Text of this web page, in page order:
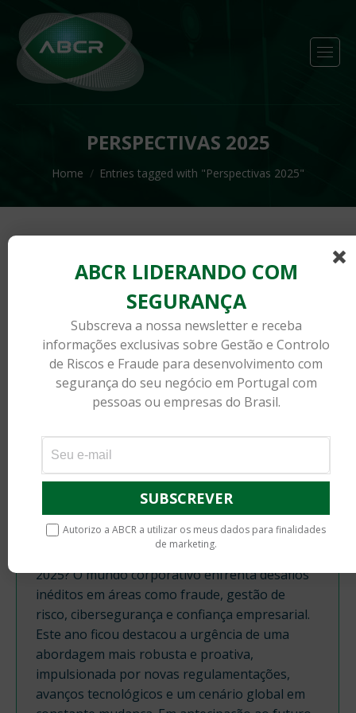
PERSPECTIVAS 2025
You are here:
Home Entries tagged with "Perspectivas 2025"
PERSPETIVAS 2025: CONSTRUINDO NEGÓCIOS
SEGUROS E CONFIÁVEIS
Cibersegurança,Controlo de Risco,Reputação
By
Comunicação ABCR 24/11/2024 Leave a comment
À medida que 2024 acaba, quais as perspetivas
2025? O mundo corporativo enfrenta desafios
inéditos em áreas como fraude, gestão de
risco, cibersegurança e confiança empresarial.
Este ano ficou destacou a urgência de uma
abordagem mais robusta e proativa,
impulsionada por novas regulamentações,
avanços tecnológicos e um cenário global em
ABCR LIDERANDO COM
SEGURANÇA
Subscreva a nossa newsletter e receba
informações exclusivas sobre Gestão e Controlo
de Riscos e Fraude para desenvolvimento com
segurança do seu negócio em Portugal com
pessoas ou empresas do Brasil.
Autorizo a ABCR a utilizar os meus dados para finalidades
de marketing.